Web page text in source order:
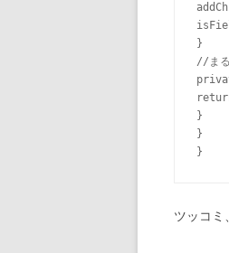
}
//まる
}
}
ツッコミ